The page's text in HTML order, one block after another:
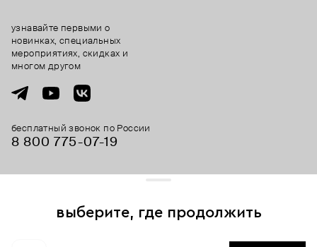
бесплатный звонок по России
8 800 775⁠-07⁠-19
узнавайте первыми о
новинках, специальных
мероприятиях, скидках и
многом другом
выберите, где продолжить